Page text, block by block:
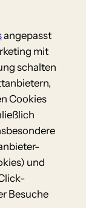
angepasst
mit
schalten
Cookies
und
Besuche